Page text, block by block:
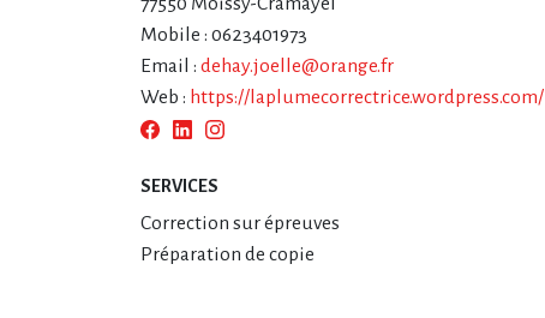
Mobile : 0623401973
Email : dehay.joelle@orange.fr
Web : https://laplumecorrectrice.wordpress.com/
SERVICES
Correction sur épreuves
Préparation de copie